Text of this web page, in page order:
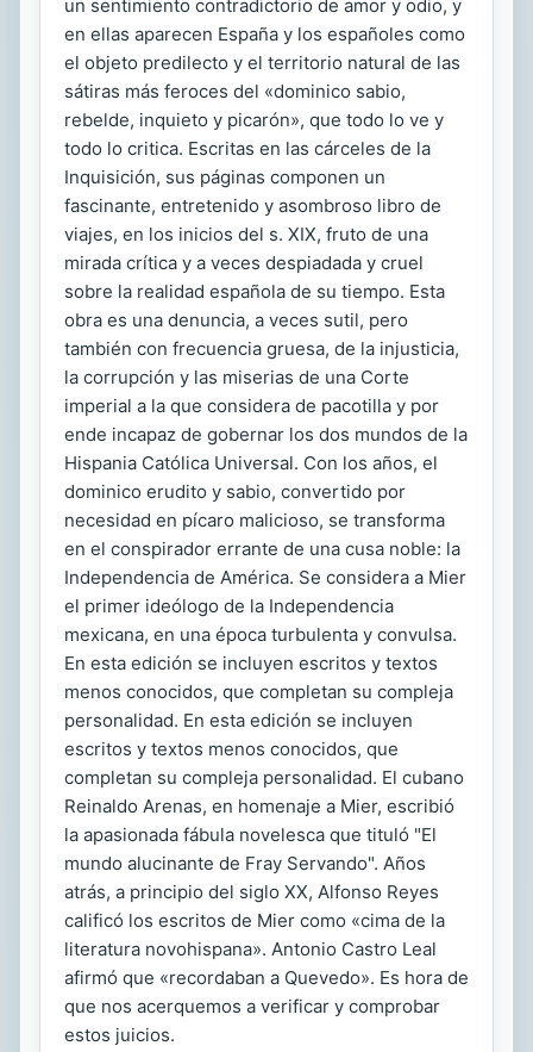
un sentimiento contradictorio de amor y odio, y
en ellas aparecen España y los españoles como
el objeto predilecto y el territorio natural de las
sátiras más feroces del «dominico sabio,
rebelde, inquieto y picarón», que todo lo ve y
todo lo critica. Escritas en las cárceles de la
Inquisición, sus páginas componen un
fascinante, entretenido y asombroso libro de
viajes, en los inicios del s. XIX, fruto de una
mirada crítica y a veces despiadada y cruel
sobre la realidad española de su tiempo. Esta
obra es una denuncia, a veces sutil, pero
también con frecuencia gruesa, de la injusticia,
la corrupción y las miserias de una Corte
imperial a la que considera de pacotilla y por
ende incapaz de gobernar los dos mundos de la
Hispania Católica Universal. Con los años, el
dominico erudito y sabio, convertido por
necesidad en pícaro malicioso, se transforma
en el conspirador errante de una cusa noble: la
Independencia de América. Se considera a Mier
el primer ideólogo de la Independencia
mexicana, en una época turbulenta y convulsa.
En esta edición se incluyen escritos y textos
menos conocidos, que completan su compleja
personalidad. En esta edición se incluyen
escritos y textos menos conocidos, que
completan su compleja personalidad. El cubano
Reinaldo Arenas, en homenaje a Mier, escribió
la apasionada fábula novelesca que tituló "El
mundo alucinante de Fray Servando". Años
atrás, a principio del siglo XX, Alfonso Reyes
calificó los escritos de Mier como «cima de la
literatura novohispana». Antonio Castro Leal
afirmó que «recordaban a Quevedo». Es hora de
que nos acerquemos a verificar y comprobar
estos juicios.